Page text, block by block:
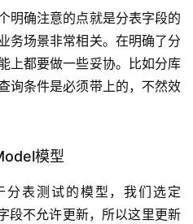
明确注意的点就是分表字段的
务场景非常相关。在明确了分
上都要做一些妥协。比如分库
询条件是必须带上的，不然效
模型
分表测试的模型，我们选定
段不允许更新，所以这里更新